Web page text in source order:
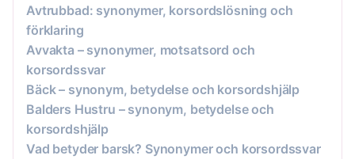
Avtrubbad: synonymer, korsordslösning och
förklaring
Avvakta – synonymer, motsatsord och
korsordssvar
Bäck – synonym, betydelse och korsordshjälp
Balders Hustru – synonym, betydelse och
korsordshjälp
Vad betyder barsk? Synonymer och korsordssvar